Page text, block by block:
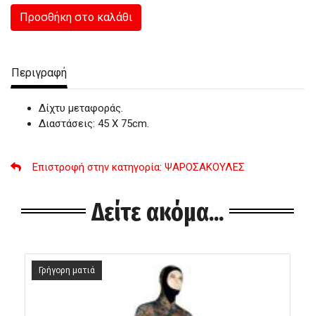
Προσθήκη στο καλάθι
Περιγραφή
Δίχτυ μεταφοράς.
Διαστάσεις: 45 Χ 75cm.
Επιστροφή στην κατηγορία: ΨΑΡΟΣΑΚΟΥΛΕΣ
Δείτε ακόμα...
Γρήγορη ματιά